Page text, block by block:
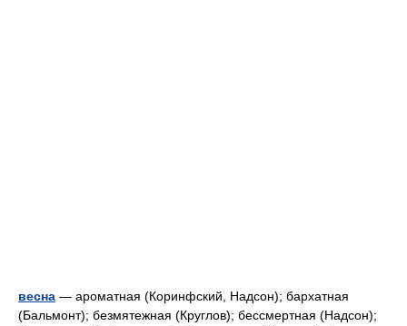
весна — ароматная (Коринфский, Надсон); бархатная
(Бальмонт); безмятежная (Круглов); бессмертная (Надсон);